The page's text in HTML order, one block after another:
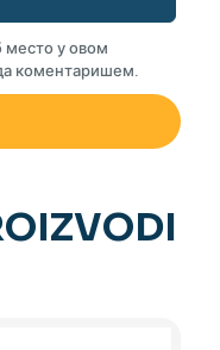
место у овом
коментаришем.